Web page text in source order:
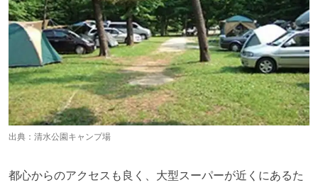
出典： 清水公園キャンプ場
都心からのアクセスも良く、大型スーパーが近くにあるた